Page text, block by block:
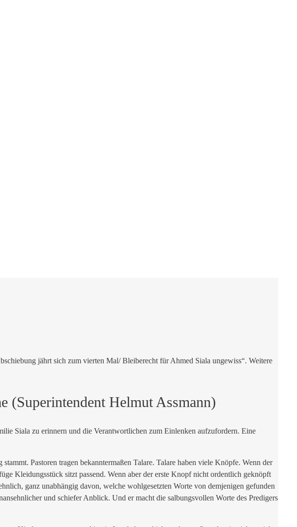
jährt sich zum vierten Mal/ Bleiberecht für Ahmed Siala ungewiss“. Weitere
(Superintendent Helmut Assmann)
Siala zu erinnern und die Verantwortlichen zum Einlenken aufzufordern. Eine
Pastoren tragen bekanntermaßen Talare. Talare haben viele Knöpfe. Wenn der
Kleidungsstück sitzt passend. Wenn aber der erste Knopf nicht ordentlich geknöpft
ganz unabhängig davon, welche wohlgesetzten Worte von demjenigen gefunden
und schiefer Anblick. Und er macht die salbungsvollen Worte des Predigers